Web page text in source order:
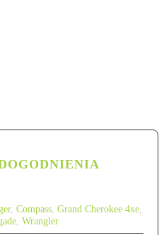
, Compass Grand Cherokee 4xe
Wrangler